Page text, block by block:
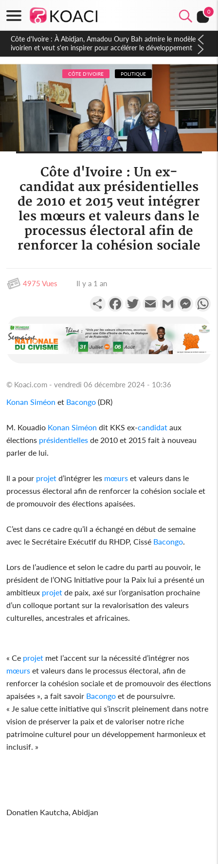
0
CÔTE D'IVOIRE POLITIQUE
Côte d'Ivoire : Un ex-
candidat aux présidentielles
de 2010 et 2015 veut intégrer
les mœurs et valeurs dans le
processus électoral afin de
renforcer la cohésion sociale
4975 Vues Il y a 1 an
PartagerFacebookTwitterEmail Gmail
© Koaci.com - vendredi 06 décembre 2024 - 10:36
Konan Siméon et Bacongo (DR)
M. Kouadio Konan Siméon dit KKS ex-candidat aux
élections présidentielles de 2010 et 2015 fait à nouveau
parler de lui.
Il a pour projet d’intégrer les mœurs et valeurs dans le
processus électoral afin de renforcer la cohésion sociale et
de promouvoir des élections apaisées.
C’est dans ce cadre qu’il a échangé en début de semaine
avec le Secrétaire Exécutif du RHDP, Cissé Bacongo.
Lors de l’audience et selon le cadre du parti au pouvoir, le
président de l’ONG Initiative pour la Paix lui a présenté un
ambitieux projet de paix, axé sur l’organisation prochaine
d’un colloque portant sur la revalorisation des valeurs
culturelles, ancestrales et africaines.
« Ce projet met l’accent sur la nécessité d’intégrer nos
mœurs et valeurs dans le processus électoral, afin de
renforcer la cohésion sociale et de promouvoir des élections
apaisées », a fait savoir Bacongo et de poursuivre.
« Je salue cette initiative qui s’inscrit pleinement dans notre
vision de préserver la paix et de valoriser notre riche
patrimoine culturel pour un développement harmonieux et
inclusif. »
Donatien Kautcha, Abidjan